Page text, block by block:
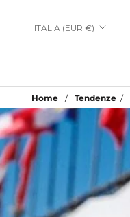
Paese/Area
ITALIA (EUR €)
Home Tendenze